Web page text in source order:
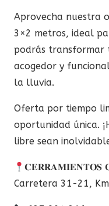
Aprovecha nuestra
3×2 metros, ideal
podrás transformar
acogedor y
la lluvia.
Oferta por tiempo
oportunidad única.
libre sean
𝐂𝐄𝐑𝐑𝐀𝐌𝐈𝐄𝐍𝐓𝐎𝐒
Carretera 31-21,